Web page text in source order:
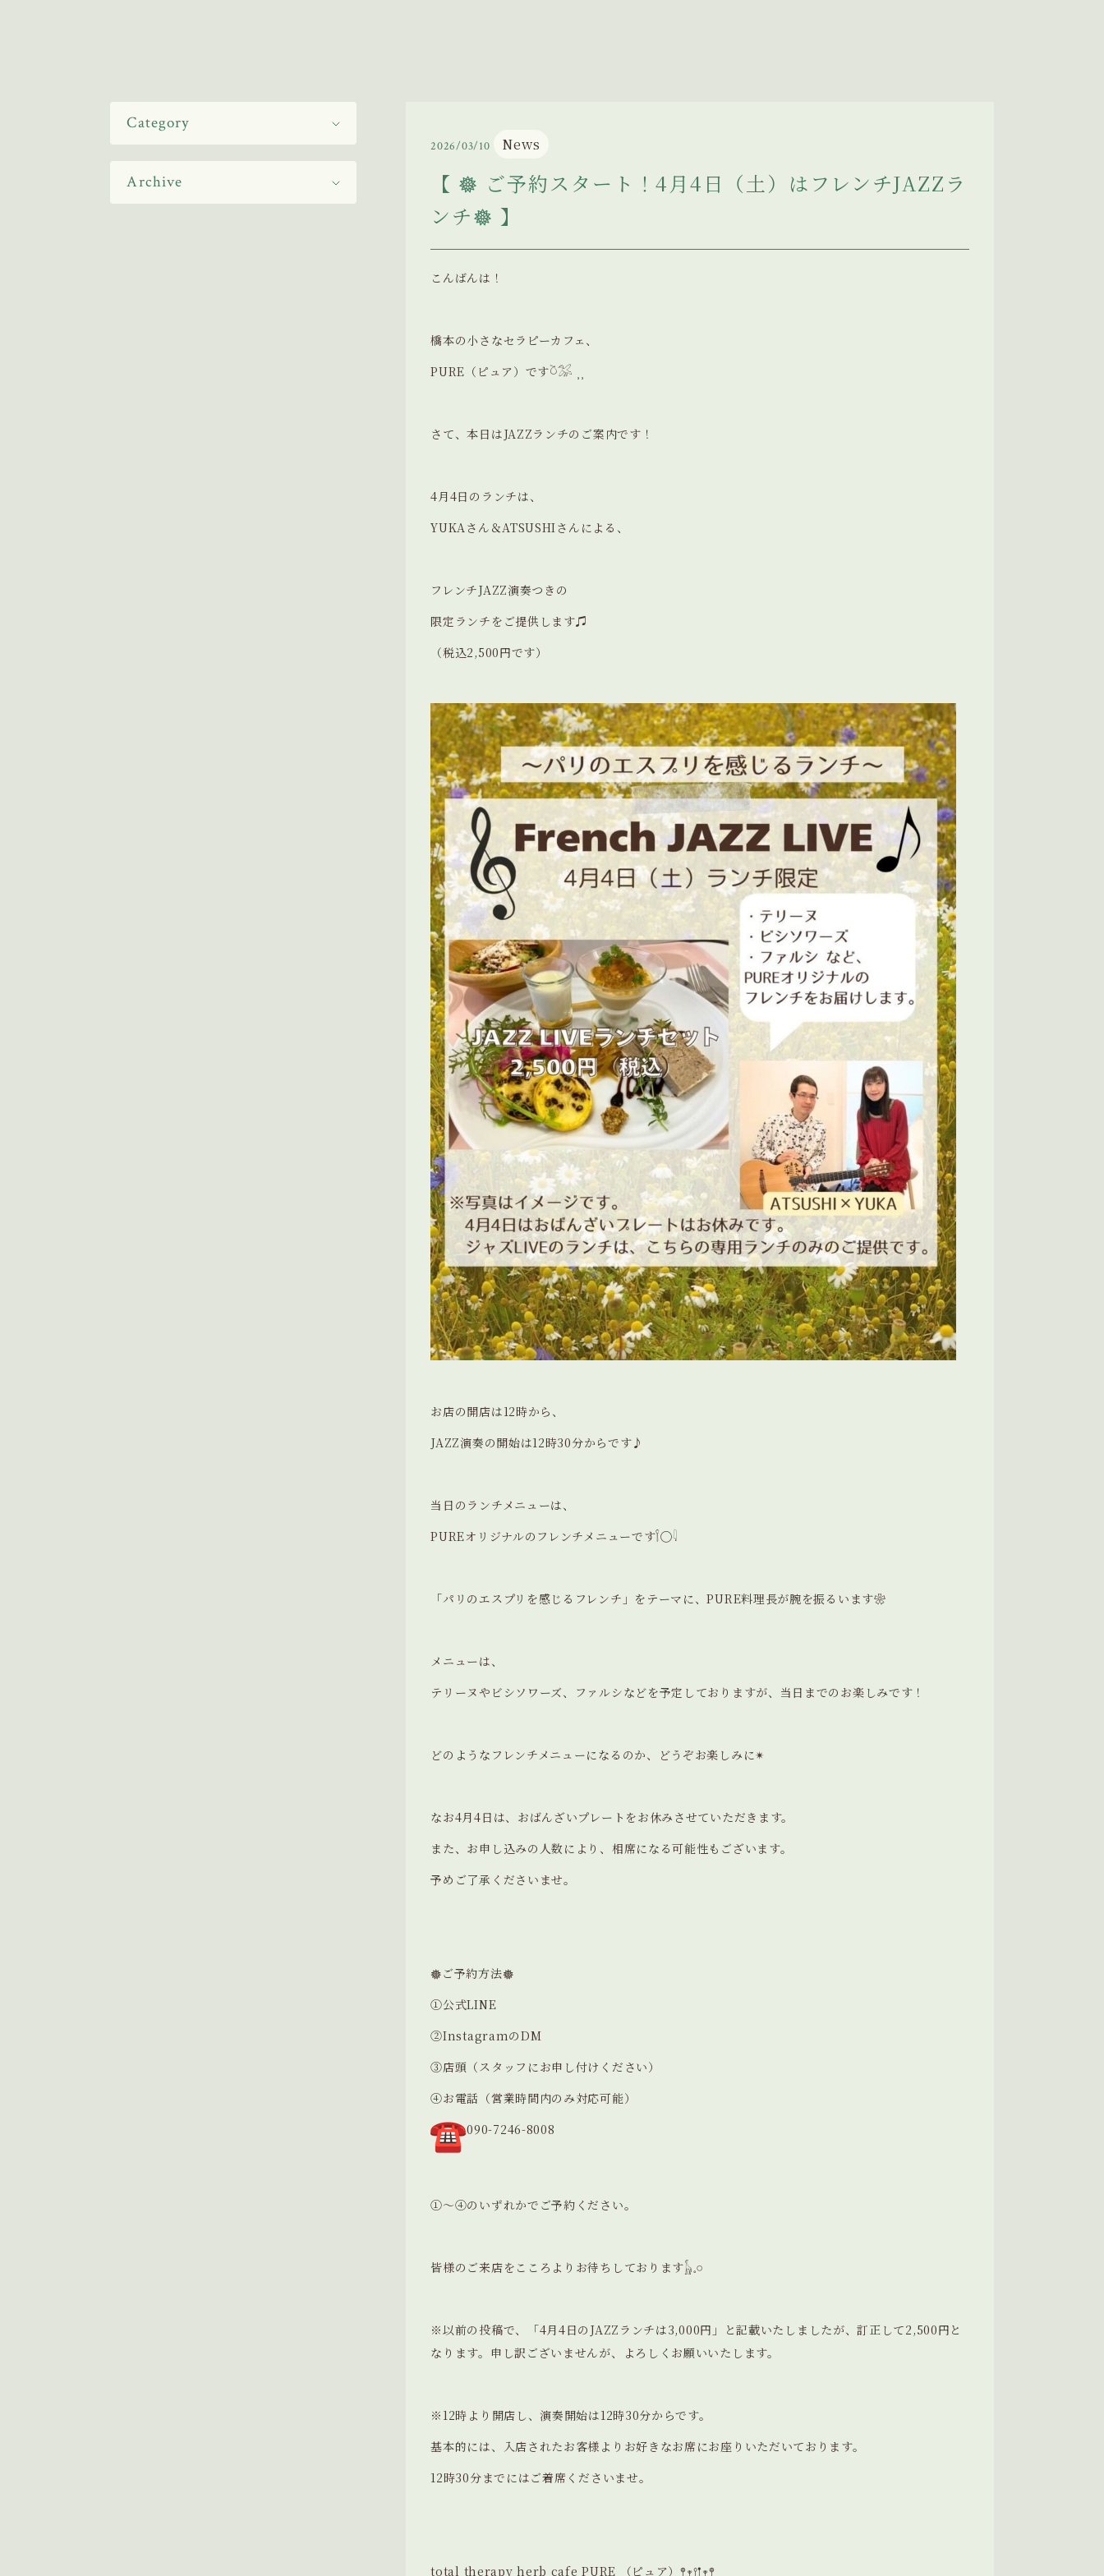
2026/03/10 News
【 𖣔 ご予約スタート！4月4日（土）はフレンチJAZZラ
ンチ𖣔 】
こんばんは！
橋本の小さなセラピーカフェ、
PURE（ピュア）です𓎤𓅮 ⸒⸒
さて、本日はJAZZランチのご案内です！
4月4日のランチは、
YUKAさん＆ATSUSHIさんによる、
フレンチJAZZ演奏つきの
限定ランチをご提供します♫
（税込2,500円です）
お店の開店は12時から、
JAZZ演奏の開始は12時30分からです︎︎︎♪
当日のランチメニューは、
PUREオリジナルのフレンチメニューです𓌉◯𓇋
「パリのエスプリを感じるフレンチ」をテーマに、PURE料理長が腕を振るいます❀
メニューは、
テリーヌやビシソワーズ、ファルシなどを予定しておりますが、当日までのお楽しみです！
どのようなフレンチメニューになるのか、どうぞお楽しみに✴︎
なお4月4日は、おばんざいプレートをお休みさせていただきます。
また、お申し込みの人数により、相席になる可能性もございます。
予めご了承くださいませ。
𖣔ご予約方法𖣔
①公式LINE
②InstagramのDM
③店頭（スタッフにお申し付けください）
④お電話（営業時間内のみ対応可能）
090-7246-8008
①〜④のいずれかでご予約ください。
皆様のご来店をこころよりお待ちしております𓃱𓈒𓏸
※以前の投稿で、「4月4日のJAZZランチは3,000円」と記載いたしましたが、訂正して2,500円と
なります。申し訳ございませんが、よろしくお願いいたします。
※12時より開店し、演奏開始は12時30分からです。
基本的には、入店されたお客様よりお好きなお席にお座りいただいております。
12時30分までにはご着席くださいませ。
total therapy herb cafe PURE （ピュア）𖤣𖥧𖥣𖡡𖥧𖤣
Category
Archive